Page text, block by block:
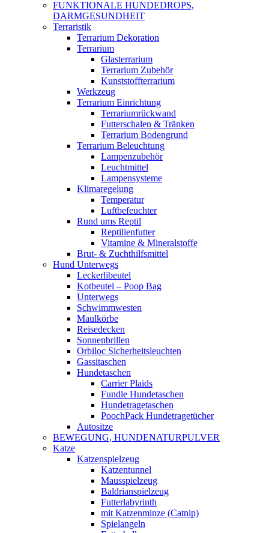
FUNKTIONALE HUNDEDROPS,
DARMGESUNDHEIT
Terraristik
Terrarium Dekoration
Terrarium
Glasterrarium
Terrarium Zubehör
Kunststoffterrarium
Werkzeug
Terrarium Einrichtung
Terrariumrückwand
Futterschalen & Tränken
Terrarium Bodengrund
Terrarium Beleuchtung
Lampenzubehör
Leuchtmittel
Lampensysteme
Klimaregelung
Temperatur
Luftbefeuchter
Rund ums Reptil
Reptilienfutter
Vitamine & Mineralstoffe
Brut- & Zuchthilfsmittel
Hund Unterwegs
Leckerlibeutel
Kotbeutel – Poop Bag
Unterwegs
Schwimmwesten
Maulkörbe
Reisedecken
Sonnenbrillen
Orbiloc Sicherheitsleuchten
Gassitaschen
Hundetaschen
Carrier Plaids
Fundle Hundetaschen
Hundetragetaschen
PoochPack Hundetragetücher
Autositze
BEWEGUNG, HUNDENATURPULVER
Katze
Katzenspielzeug
Katzentunnel
Mausspielzeug
Baldrianspielzeug
Futterlabyrinth
mit Katzenminze (Catnip)
Spielangeln